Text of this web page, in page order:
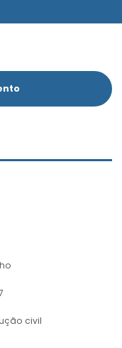
civil